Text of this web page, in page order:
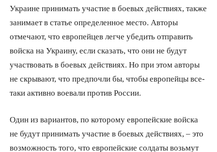
Украине принимать участие в боевых действиях, также
занимает в статье определенное место. Авторы
отмечают, что европейцев легче убедить отправить
войска на Украину, если сказать, что они не будут
участвовать в боевых действиях. Но при этом авторы
не скрывают, что предпочли бы, чтобы европейцы все-
таки активно воевали против России.
Один из вариантов, по которому европейские войска
не будут принимать участие в боевых действиях, – это
возможность того, что европейские солдаты возьмут